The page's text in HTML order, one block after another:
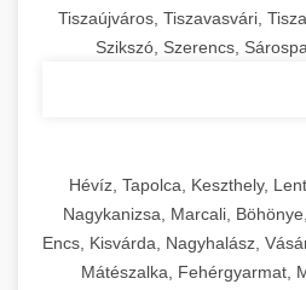
Tiszaújváros, Tiszavasvári,
Szikszó, Szerencs,
Hévíz, Tapolca, Keszthely,
Nagykanizsa, Marcali,
Encs, Kisvárda, Nagyhalász,
Mátészalka, Fehérgyarmat,